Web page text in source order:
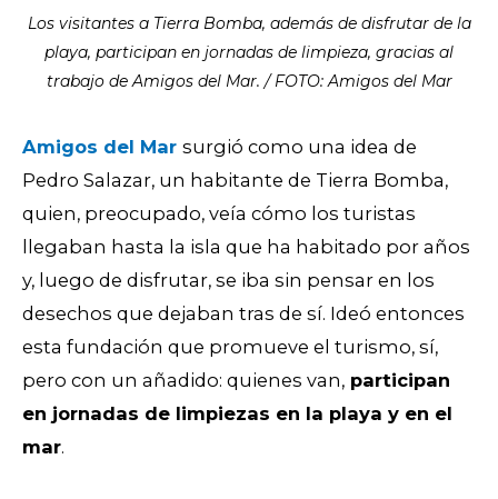
Los visitantes a Tierra Bomba, además de disfrutar de la
playa, participan en jornadas de limpieza, gracias al
trabajo de Amigos del Mar. / FOTO: Amigos del Mar
Amigos del Mar surgió como una idea de
Pedro Salazar, un habitante de Tierra Bomba,
quien, preocupado, veía cómo los turistas
llegaban hasta la isla que ha habitado por años
y, luego de disfrutar, se iba sin pensar en los
desechos que dejaban tras de sí. Ideó entonces
esta fundación que promueve el turismo, sí,
pero con un añadido: quienes van, participan
en jornadas de limpiezas en la playa y en el
mar.